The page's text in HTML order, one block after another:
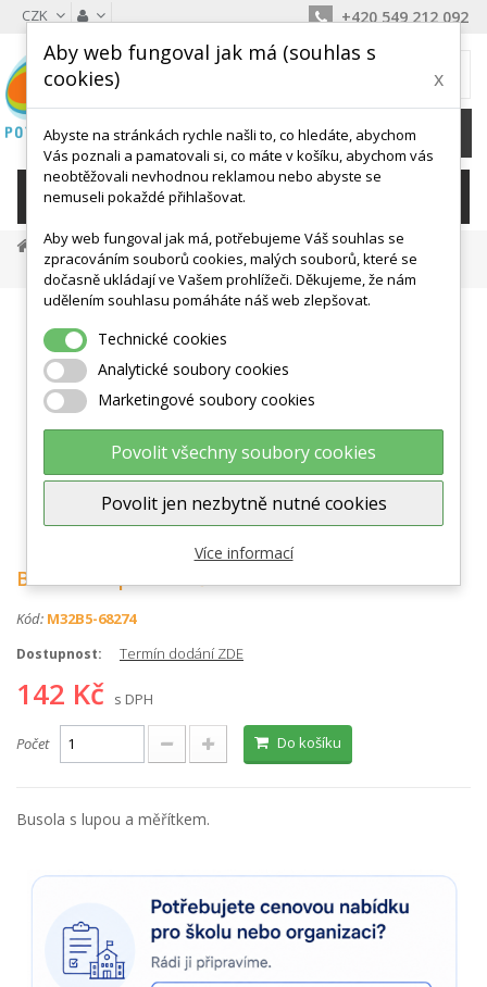
CZK +420 549 212 092
0 Kč
KATEGORIE
Překážkové Dráhy
Stopky, Pásma, Pro Trenéry
Busola S Lupou A Měřítkem
Zobrazit větší
Busola s lupou a měřítkem
Kód: M32B5-68274
Dostupnost: Termín dodání ZDE
142 Kč s DPH
Počet Do košíku
Busola s lupou a měřítkem.
Aby web fungoval jak má (souhlas s
cookies)
x
Abyste na stránkách rychle našli to, co hledáte, abychom
Vás poznali a pamatovali si, co máte v košíku, abychom vás
neobtěžovali nevhodnou reklamou nebo abyste se
nemuseli pokaždé přihlašovat.
Aby web fungoval jak má, potřebujeme Váš souhlas se
zpracováním souborů cookies, malých souborů, které se
dočasně ukládají ve Vašem prohlížeči. Děkujeme, že nám
udělením souhlasu pomáháte náš web zlepšovat.
Technické cookies
Analytické soubory cookies
Marketingové soubory cookies
Povolit všechny soubory cookies
Povolit jen nezbytně nutné cookies
Více informací